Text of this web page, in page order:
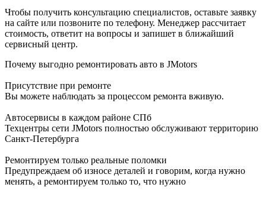
Чтобы получить консультацию специалистов, оставьте заявку
на сайте или позвоните по телефону. Менеджер рассчитает
стоимость, ответит на вопросы и запишет в ближайший
сервисный центр.
Почему выгодно ремонтировать авто в JMotors
Присутствие при ремонте
Вы можете наблюдать за процессом ремонта вживую.
Автосервисы в каждом районе СПб
Техцентры сети JMotors полностью обслуживают территорию
Санкт-Петербурга
Ремонтируем только реальные поломки
Предупреждаем об износе деталей и говорим, когда нужно
менять, а ремонтируем только то, что нужно